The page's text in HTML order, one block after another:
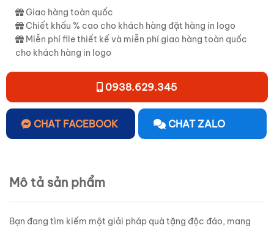
Giao hàng toàn quốc
Chiết khấu % cao cho khách hàng đặt hàng in logo
Miễn phí file thiết kế và miễn phí giao hàng toàn quốc
cho khách hàng in logo
0938.629.345
CHAT FACEBOOK CHAT ZALO
Mô tả sản phẩm
Bạn đang tìm kiếm một giải pháp quà tặng độc đáo, mang